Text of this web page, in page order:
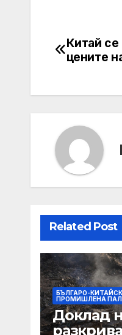
Post
Китай се
цените
Related Post
БЪЛГАРО-
ПРОМИШЛЕНА
Доклад
разкрива